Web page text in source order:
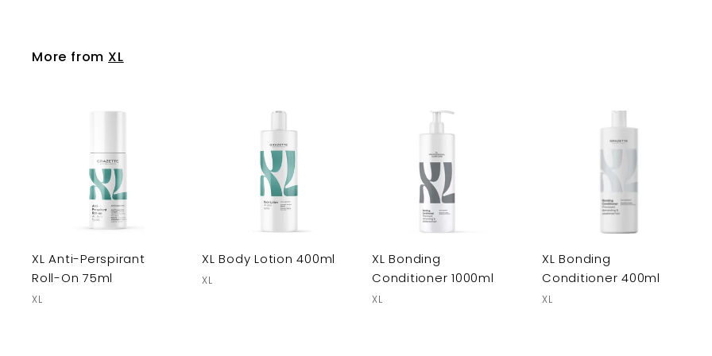
More from XL
XL Anti-Perspirant
Roll-On 75ml
XL
XL Body Lotion 400ml
XL
XL Bonding
Conditioner 1000ml
XL
XL Bonding
Conditioner 400ml
XL